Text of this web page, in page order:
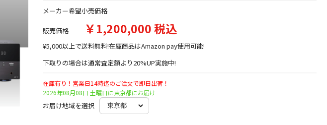
メーカー希望小売価格
販売価格 ￥1,200,000 税込
¥5,000以上で送料無料!在庫商品はAmazon pay使用可能!
下取りの場合は通常査定額より20%UP実施中!
在庫有り！営業日14時迄のご注文で即日出荷！
2026年08月08日 土曜日に東京都にお届け
お届け地域を選択